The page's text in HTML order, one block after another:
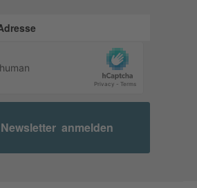
anmelden